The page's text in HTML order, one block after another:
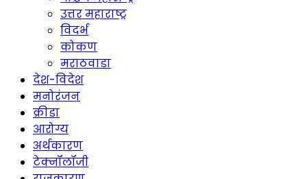
उत्तर महाराष्ट्र
विदर्भ
कोकण
मराठवाडा
देश-विदेश
मनोरंजन
क्रीडा
आरोग्य
अर्थकारण
टेक्नॉलॉजी